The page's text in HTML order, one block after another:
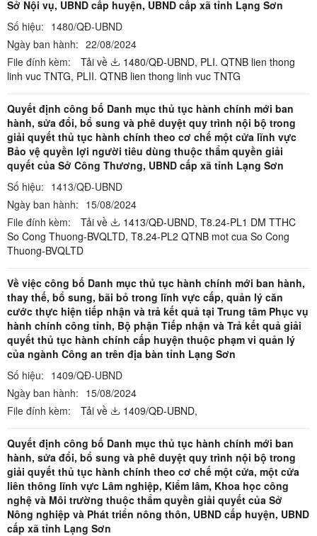
Sở Nội vụ, UBND cấp huyện, UBND cấp xã tỉnh Lạng Sơn
Số hiệu: 1480/QĐ-UBND
Ngày ban hành: 22/08/2024
File đính kèm:
Tải về 1480/QĐ-UBND, PLI. QTNB lien thong
linh vuc TNTG, PLII. QTNB lien thong linh vuc TNTG
Quyết định công bố Danh mục thủ tục hành chính mới ban
hành, sửa đổi, bổ sung và phê duyệt quy trình nội bộ trong
giải quyết thủ tục hành chính theo cơ chế một cửa lĩnh vực
Bảo vệ quyền lợi người tiêu dùng thuộc thẩm quyền giải
quyết của Sở Công Thương, UBND cấp xã tỉnh Lạng Sơn
Số hiệu: 1413/QĐ-UBND
Ngày ban hành: 15/08/2024
File đính kèm:
Tải về 1413/QĐ-UBND, T8.24-PL1 DM TTHC
So Cong Thuong-BVQLTD, T8.24-PL2 QTNB mot cua So Cong
Thuong-BVQLTD
Về việc công bố Danh mục thủ tục hành chính mới ban hành,
thay thế, bổ sung, bãi bỏ trong lĩnh vực cấp, quản lý căn
cước thực hiện tiếp nhận và trả kết quả tại Trung tâm Phục vụ
hành chính công tỉnh, Bộ phận Tiếp nhận và Trả kết quả giải
quyết thủ tục hành chính cấp huyện thuộc phạm vi quản lý
của ngành Công an trên địa bàn tỉnh Lạng Sơn
Số hiệu: 1409/QĐ-UBND
Ngày ban hành: 15/08/2024
File đính kèm:
Tải về 1409/QĐ-UBND,
Quyết định công bố Danh mục thủ tục hành chính mới ban
hành, sửa đổi, bổ sung và phê duyệt quy trình nội bộ trong
giải quyết thủ tục hành chính theo cơ chế một cửa, một cửa
liên thông lĩnh vực Lâm nghiệp, Kiểm lâm, Khoa học công
nghệ và Môi trường thuộc thẩm quyền giải quyết của Sở
Nông nghiệp và Phát triển nông thôn, UBND cấp huyện, UBND
cấp xã tỉnh Lạng Sơn